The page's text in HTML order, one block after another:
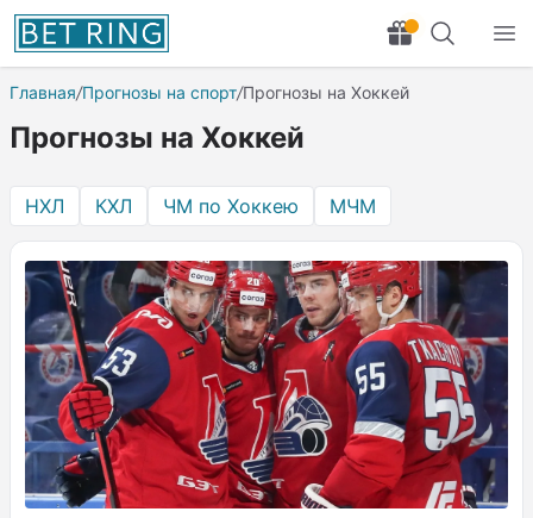
Главная/Прогнозы на спорт/Прогнозы на Хоккей
Прогнозы на Хоккей
НХЛ КХЛ ЧМ по Хоккею МЧМ